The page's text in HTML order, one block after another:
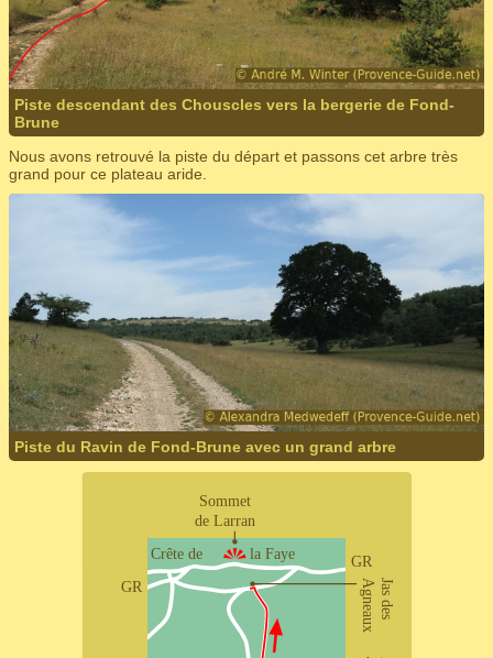
Piste descendant des Chouscles vers la bergerie de Fond-
Brune
Nous avons retrouvé la piste du départ et passons cet arbre très
grand pour ce plateau aride.
Piste du Ravin de Fond-Brune avec un grand arbre